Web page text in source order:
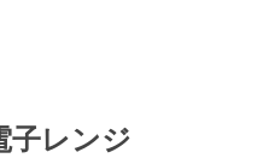
子レンジ